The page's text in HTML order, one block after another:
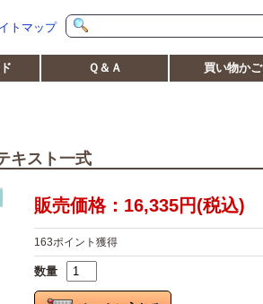
トマップ
Ｑ＆Ａ 買い物かご
キスト一式
販売価格：16,335円(税込)
163ポイント獲得
数量